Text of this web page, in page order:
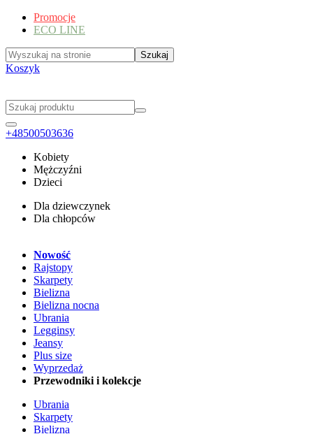
Promocje
ECO LINE
Koszyk
+48500503636
Kobiety
Mężczyźni
Dzieci
Dla dziewczynek
Dla chłopców
Nowość
Rajstopy
Skarpety
Bielizna
Bielizna nocna
Ubrania
Legginsy
Jeansy
Plus size
Wyprzedaż
Przewodniki i kolekcje
Ubrania
Skarpety
Bielizna